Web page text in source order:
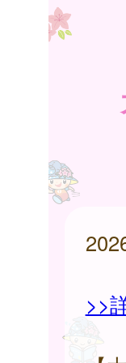
>>